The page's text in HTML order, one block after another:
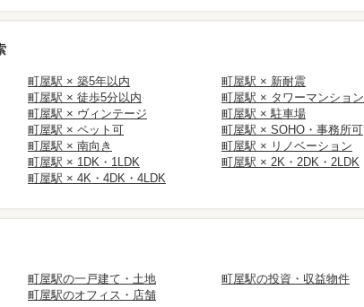
町屋駅 × 築5年以内
町屋駅 × 新耐震
町屋駅 × 徒歩5分以内
町屋駅 × タワーマンション
町屋駅 × ヴィンテージ
町屋駅 × 駐車場
町屋駅 × ペット可
町屋駅 × SOHO・事務所可
町屋駅 × 南向き
町屋駅 × リノベーション
町屋駅 × 1DK・1LDK
町屋駅 × 2K・2DK・2LDK
町屋駅 × 4K・4DK・4LDK
町屋駅の一戸建て・土地
町屋駅の投資・収益物件
町屋駅のオフィス・店舗